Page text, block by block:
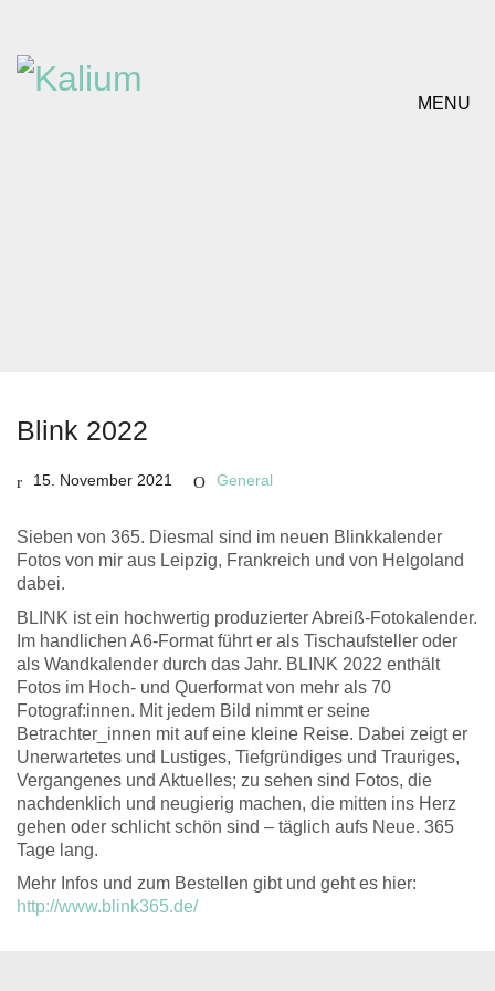
MENU
Blink 2022
15. November 2021 General
Sie­ben von 365. Dies­mal sind im neu­en Blink­ka­len­der
Fotos von mir aus Leip­zig, Frank­reich und von Hel­go­land
dabei.
BLINK ist ein hoch­wer­tig pro­du­zier­ter Abreiß-Foto­ka­lender.
Im hand­li­chen A6-For­mat führt er als Tisch­auf­stel­ler oder
als Wand­ka­len­der durch das Jahr. BLINK 2022 ent­hält
Fotos im Hoch- und Quer­for­mat von mehr als 70
Fotograf:innen. Mit jedem Bild nimmt er sei­ne
Betrachter_innen mit auf eine klei­ne Rei­se. Dabei zeigt er
Uner­war­te­tes und Lus­ti­ges, Tief­grün­di­ges und Trau­ri­ges,
Ver­gan­ge­nes und Aktu­el­les; zu sehen sind Fotos, die
nach­denk­lich und neu­gie­rig machen, die mit­ten ins Herz
gehen oder schlicht schön sind – täg­lich aufs Neue. 365
Tage lang.
Mehr Infos und zum Bestel­len gibt und geht es hier:
http://www.blink365.de/